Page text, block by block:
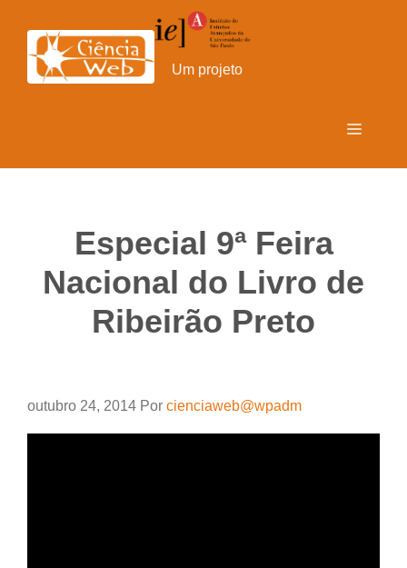
para
conteúdo
Um projeto
Menu
Especial 9ª Feira
Nacional do Livro de
Ribeirão Preto
outubro 24, 2014 Por cienciaweb@wpadm